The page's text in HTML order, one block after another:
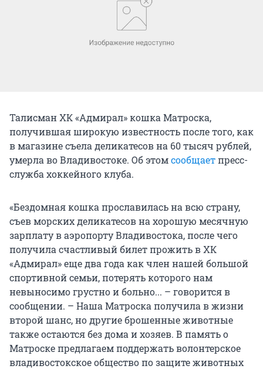
Талисман ХК «Адмирал» кошка Матроска,
получившая широкую известность после того, как
в магазине съела деликатесов на 60 тысяч рублей,
умерла во Владивостоке. Об этомсообщаетпресс-
служба хоккейного клуба.
«Бездомная кошка прославилась на всю страну,
съев морских деликатесов на хорошую месячную
зарплату в аэропорту Владивостока, после чего
получила счастливый билет прожить в ХК
«Адмирал» еще два года как член нашей большой
спортивной семьи, потерять которого нам
невыносимо грустно и больно... – говорится в
сообщении. – Наша Матроска получила в жизни
второй шанс, но другие брошенные животные
также остаются без дома и хозяев. В память о
Матроске предлагаем поддержать волонтерское
владивостокское общество по защите животных